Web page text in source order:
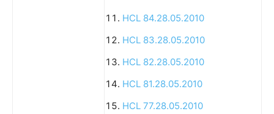
HCL 84.28.05.2010
HCL 83.28.05.2010
HCL 82.28.05.2010
HCL 81.28.05.2010
HCL 77.28.05.2010